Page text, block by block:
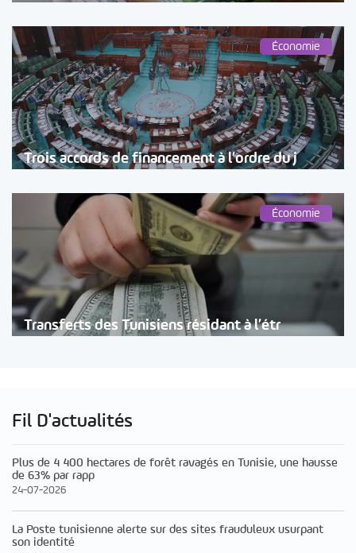
Économie
Trois accords de financement à l’ordre du j
Économie
Transferts des Tunisiens résidant à l’étr
Fil D'actualités
Plus de 4 400 hectares de forêt ravagés en Tunisie, une hausse
de 63% par rapp
24-07-2026
La Poste tunisienne alerte sur des sites frauduleux usurpant
son identité